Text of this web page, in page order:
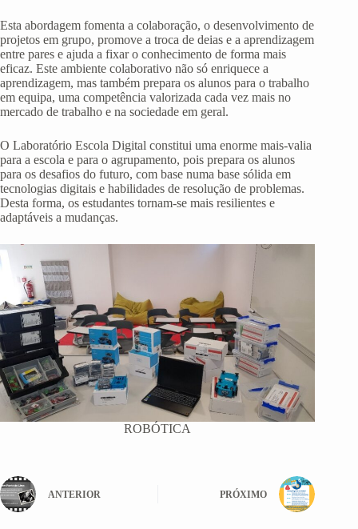
Esta abordagem fomenta a colaboração, o desenvolvimento de
projetos em grupo, promove a troca de deias e a aprendizagem
entre pares e ajuda a fixar o conhecimento de forma mais
eficaz. Este ambiente colaborativo não só enriquece a
aprendizagem, mas também prepara os alunos para o trabalho
em equipa, uma competência valorizada cada vez mais no
mercado de trabalho e na sociedade em geral.
O Laboratório Escola Digital constitui uma enorme mais-valia
para a escola e para o agrupamento, pois prepara os alunos
para os desafios do futuro, com base numa base sólida em
tecnologias digitais e habilidades de resolução de problemas.
Desta forma, os estudantes tornam-se mais resilientes e
adaptáveis a mudanças.
ROBÓTICA
ANTERIOR PRÓXIMO